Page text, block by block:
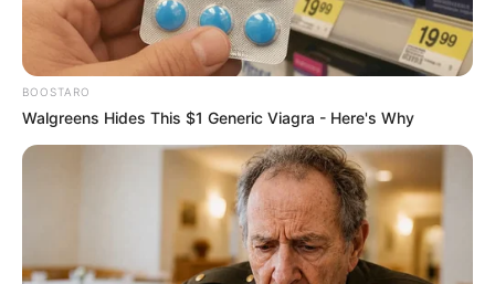
BOOSTARO
Walgreens Hides This $1 Generic Viagra - Here's Why